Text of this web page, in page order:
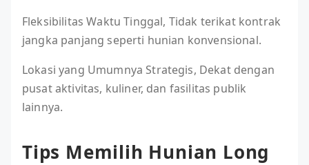
Fleksibilitas Waktu Tinggal, Tidak terikat kontrak
jangka panjang seperti hunian konvensional.
Lokasi yang Umumnya Strategis, Dekat dengan
pusat aktivitas, kuliner, dan fasilitas publik
lainnya.
Tips Memilih Hunian Long